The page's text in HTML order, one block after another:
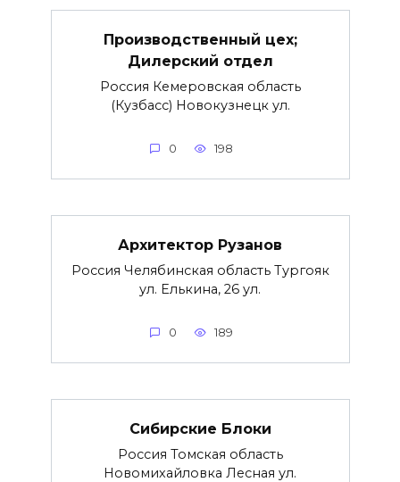
Производственный цех;
Дилерский отдел
Россия Кемеровская область
(Кузбасс) Новокузнецк ул.
0 198
Архитектор Рузанов
Россия Челябинская область Тургояк
ул. Елькина, 26 ул.
0 189
Сибирские Блоки
Россия Томская область
Новомихайловка Лесная ул.